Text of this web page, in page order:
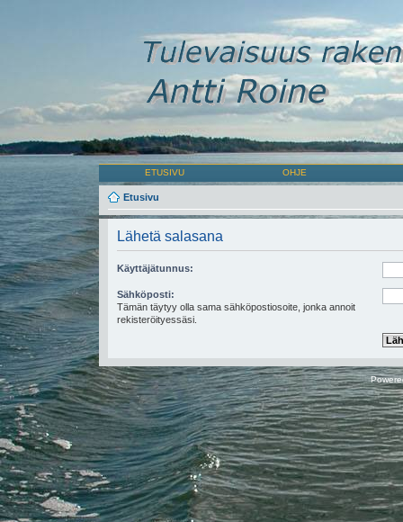
ETUSIVU OHJE
Etusivu
Lähetä salasana
Käyttäjätunnus:
Sähköposti:
Tämän täytyy olla sama sähköpostiosoite, jonka annoit
rekisteröityessäsi.